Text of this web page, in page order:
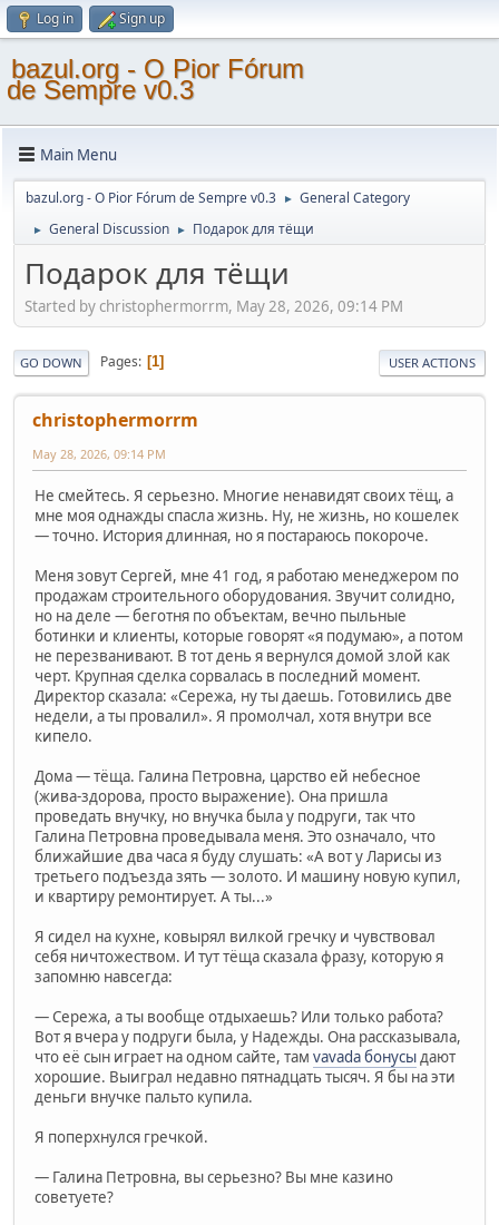
Log in Sign up
bazul.org - O Pior Fórum
de Sempre v0.3
Main Menu
bazul.org - O Pior Fórum de Sempre v0.3 ► General Category
► General Discussion ► Подарок для тёщи
Подарок для тёщи
Started by christophermorrm, May 28, 2026, 09:14 PM
GO DOWN Pages 1 USER ACTIONS
christophermorrm
May 28, 2026, 09:14 PM
Не смейтесь. Я серьезно. Многие ненавидят своих тёщ, а
мне моя однажды спасла жизнь. Ну, не жизнь, но кошелек
— точно. История длинная, но я постараюсь покороче.
Меня зовут Сергей, мне 41 год, я работаю менеджером по
продажам строительного оборудования. Звучит солидно,
но на деле — беготня по объектам, вечно пыльные
ботинки и клиенты, которые говорят «я подумаю», а потом
не перезванивают. В тот день я вернулся домой злой как
черт. Крупная сделка сорвалась в последний момент.
Директор сказала: «Сережа, ну ты даешь. Готовились две
недели, а ты провалил». Я промолчал, хотя внутри все
кипело.
Дома — тёща. Галина Петровна, царство ей небесное
(жива-здорова, просто выражение). Она пришла
проведать внучку, но внучка была у подруги, так что
Галина Петровна проведывала меня. Это означало, что
ближайшие два часа я буду слушать: «А вот у Ларисы из
третьего подъезда зять — золото. И машину новую купил,
и квартиру ремонтирует. А ты...»
Я сидел на кухне, ковырял вилкой гречку и чувствовал
себя ничтожеством. И тут тёща сказала фразу, которую я
запомню навсегда:
— Сережа, а ты вообще отдыхаешь? Или только работа?
Вот я вчера у подруги была, у Надежды. Она рассказывала,
что её сын играет на одном сайте, там vavada бонусыдают
хорошие. Выиграл недавно пятнадцать тысяч. Я бы на эти
деньги внучке пальто купила.
Я поперхнулся гречкой.
— Галина Петровна, вы серьезно? Вы мне казино
советуете?